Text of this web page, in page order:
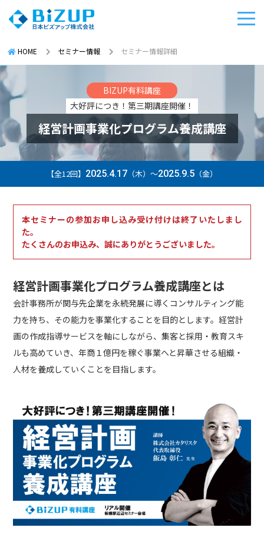
HOME セミナー情報 セミナー情報詳細
BIZUP有料講座
大好評につき！第三期講座開催！
経営計画事業化プログラム養成講座
【全12回】 2025.4.17 （木）〜2025.9.5 （金）
本セミナーの参加お申し込み受け付けは終了いたしまし
た。
たくさんのお申込み、誠にありがとうございました。
経営計画事業化プログラム養成講座とは
会計事務所が関与先企業を永続発展に導くコンサルティング能
力を持ち、その能力を事業化することを目的とします。経営計
画の作成指導サービスを軸にしながら、集客と採用・教育スキ
ルも高めていき、年商１億円を稼ぐ事業へと昇華させる組織・
人材を養成していくことを目指します。